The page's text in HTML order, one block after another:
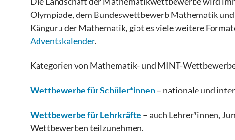
Olympiade, dem Bundeswettbewerb Mathematik
Känguru der Mathematik, gibt es viele weitere
Adventskalender.
Kategorien von Mathematik- und MINT-
Wettbewerbe für Schüler*innen– nationale und
Wettbewerbe für Lehrkräfte – auch Lehrer*innen,
Wettbewerben teilzunehmen.